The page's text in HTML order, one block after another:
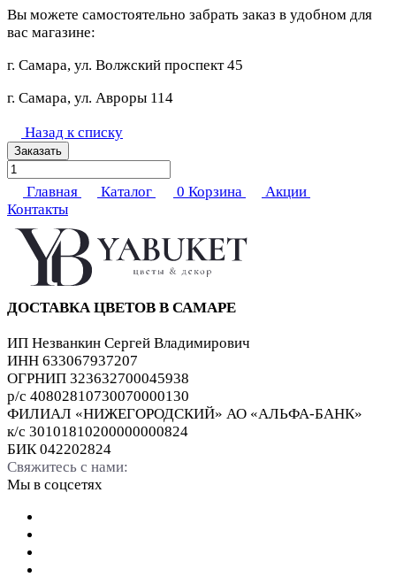
Вы можете самостоятельно забрать заказ в удобном для
вас магазине:
г. Самара, ул. Волжский проспект 45
г. Самара, ул. Авроры 114
Назад к списку
Заказать
Главная Каталог 0 Корзина
Акции
Контакты
ДОСТАВКА ЦВЕТОВ В САМАРЕ
ИП Незванкин Сергей Владимирович
ИНН 633067937207
ОГРНИП 323632700045938
р/с 40802810730070000130
ФИЛИАЛ «НИЖЕГОРОДСКИЙ» АО «АЛЬФА-БАНК»
к/с 30101810200000000824
БИК 042202824
Свяжитесь с нами:
Мы в соцсетях